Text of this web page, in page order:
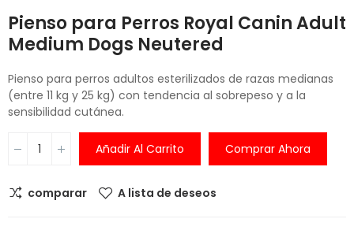
Pienso para Perros Royal Canin Adult
Medium Dogs Neutered
Pienso para perros adultos esterilizados de razas medianas
(entre 11 kg y 25 kg) con tendencia al sobrepeso y a la
sensibilidad cutánea.
Añadir Al Carrito Comprar Ahora
comparar A lista de deseos